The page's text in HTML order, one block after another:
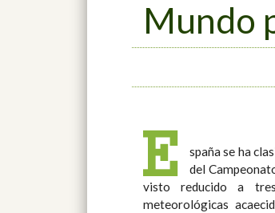
Mundo
E
spaña se ha
del
visto reducido a
meteorológicas